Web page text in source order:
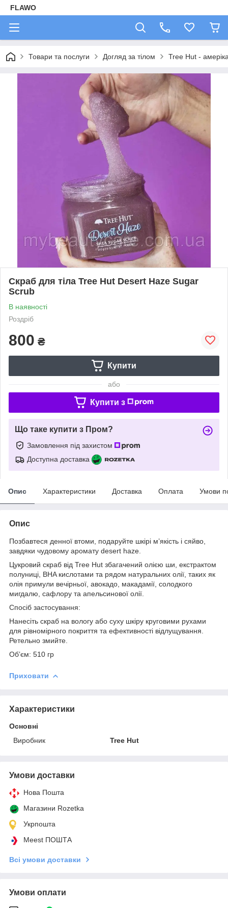
FLAWO
Товари та послуги Догляд за тілом Tree Hut -
Скраб для тіла Tree Hut Desert Haze Sugar
Scrub
В наявності
Роздріб
800 ₴
Купити
або
Купити з
Що таке купити з Пром?
Замовлення під захистом
Доступна доставка
Опис Характеристики Доставка Оплата Умови
Опис
Позбавтеся денної втоми, подаруйте шкірі м’якість і сяйво,
завдяки чудовому аромату desert haze.
Цукровий скраб від Tree Hut збагачений олією ши, екстрактом
полуниці, BHA кислотами та рядом натуральних олії, таких як
олія примули вечірньої, авокадо, макадамії, солодкого
мигдалю, сафлору та апельсинової олії.
Спосіб застосування:
Нанесіть скраб на вологу або суху шкіру круговими рухами
для рівномірного покриття та ефективності відлущування.
Ретельно змийте.
Обʼєм: 510 гр
Приховати
Характеристики
Основні
Виробник
Tree Hut
Умови доставки
Нова Пошта
Магазини Rozetka
Укрпошта
Meest ПОШТА
Всі умови доставки
Умови оплати